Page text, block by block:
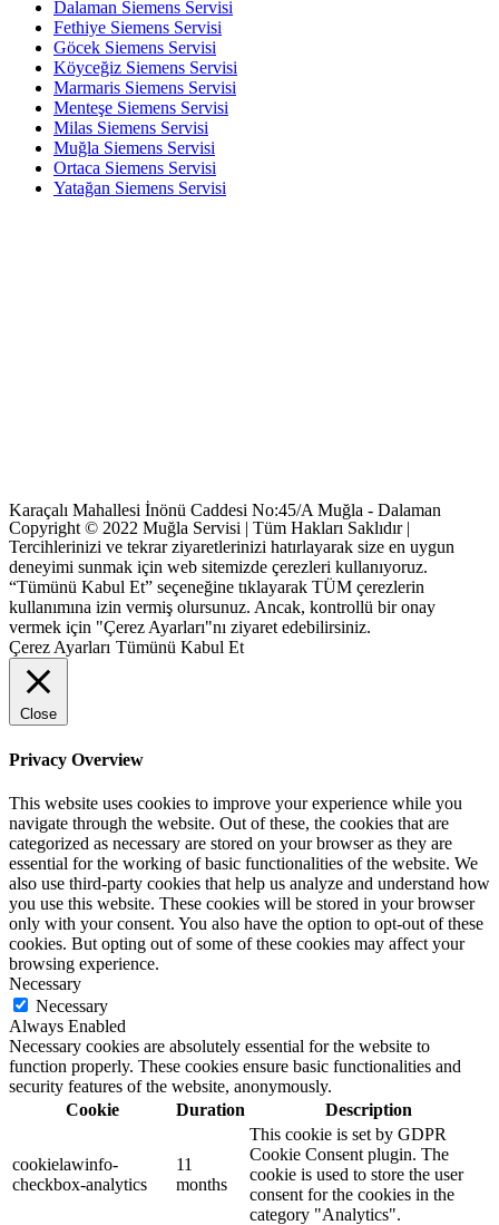
Dalaman Siemens Servisi
Fethiye Siemens Servisi
Göcek Siemens Servisi
Köyceğiz Siemens Servisi
Marmaris Siemens Servisi
Menteşe Siemens Servisi
Milas Siemens Servisi
Muğla Siemens Servisi
Ortaca Siemens Servisi
Yatağan Siemens Servisi
Karaçalı Mahallesi İnönü Caddesi No:45/A Muğla - Dalaman
Copyright © 2022 Muğla Servisi | Tüm Hakları Saklıdır |
Tercihlerinizi ve tekrar ziyaretlerinizi hatırlayarak size en uygun
deneyimi sunmak için web sitemizde çerezleri kullanıyoruz.
“Tümünü Kabul Et” seçeneğine tıklayarak TÜM çerezlerin
kullanımına izin vermiş olursunuz. Ancak, kontrollü bir onay
vermek için "Çerez Ayarları"nı ziyaret edebilirsiniz.
Çerez Ayarları Tümünü Kabul Et
Close
Privacy Overview
This website uses cookies to improve your experience while you
navigate through the website. Out of these, the cookies that are
categorized as necessary are stored on your browser as they are
essential for the working of basic functionalities of the website. We
also use third-party cookies that help us analyze and understand how
you use this website. These cookies will be stored in your browser
only with your consent. You also have the option to opt-out of these
cookies. But opting out of some of these cookies may affect your
browsing experience.
Necessary
Necessary
Always Enabled
Necessary cookies are absolutely essential for the website to
function properly. These cookies ensure basic functionalities and
security features of the website, anonymously.
Cookie
Duration Description
cookielawinfo-
checkbox-analytics
11
months
This cookie is set by GDPR
Cookie Consent plugin. The
cookie is used to store the user
consent for the cookies in the
category "Analytics".